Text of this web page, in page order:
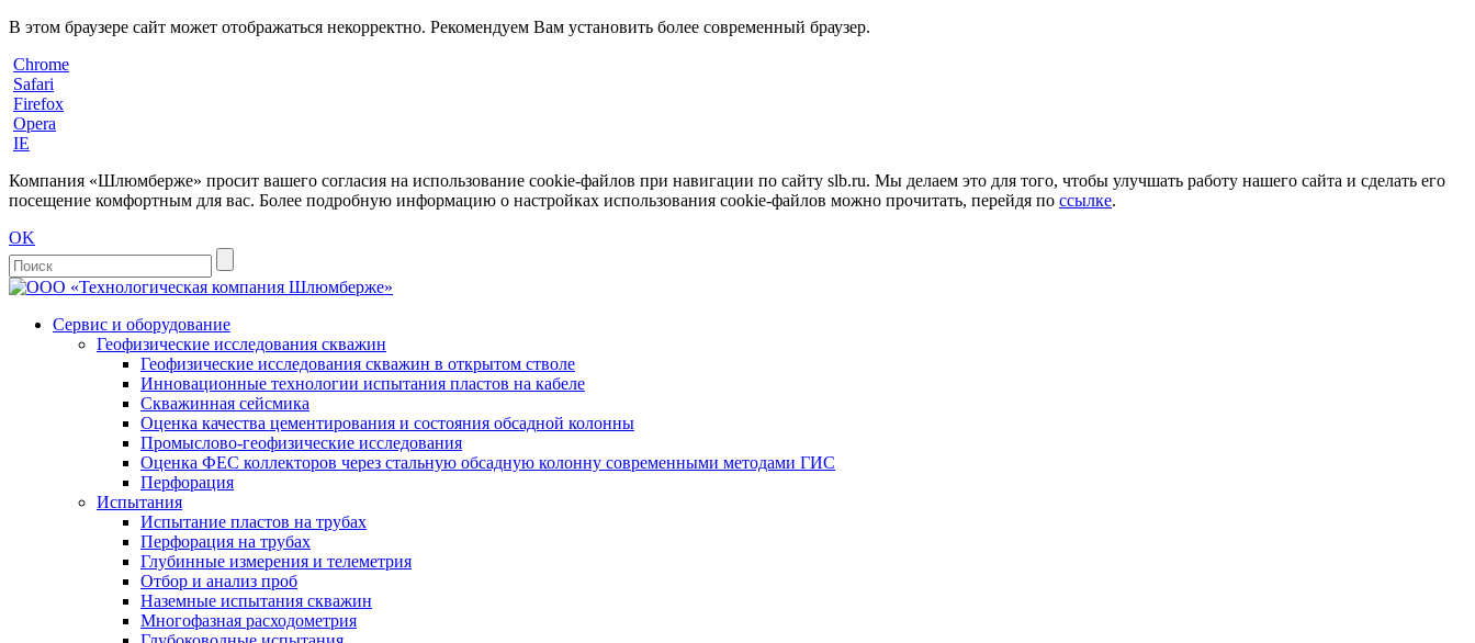
В этом браузере сайт может отображаться некорректно. Рекомендуем Вам установить более современный браузер.
Chrome
Safari
Firefox
Opera
IE
Компания «Шлюмберже» просит вашего согласия на использование cookie-файлов при навигации по сайту slb.ru. Мы делаем это для того, чтобы улучшать работу нашего сайта и сделать его
посещение комфортным для вас. Более подробную информацию о настройках использования cookie-файлов можно прочитать, перейдя по ссылке.
OK
Сервис и оборудование
Геофизические исследования скважин
Геофизические исследования скважин в открытом стволе
Инновационные технологии испытания пластов на кабеле
Скважинная сейсмика
Оценка качества цементирования и состояния обсадной колонны
Промыслово-геофизические исследования
Оценка ФЕС коллекторов через стальную обсадную колонну современными методами ГИС
Перфорация
Испытания
Испытание пластов на трубах
Перфорация на трубах
Глубинные измерения и телеметрия
Отбор и анализ проб
Наземные испытания скважин
Многофазная расходометрия